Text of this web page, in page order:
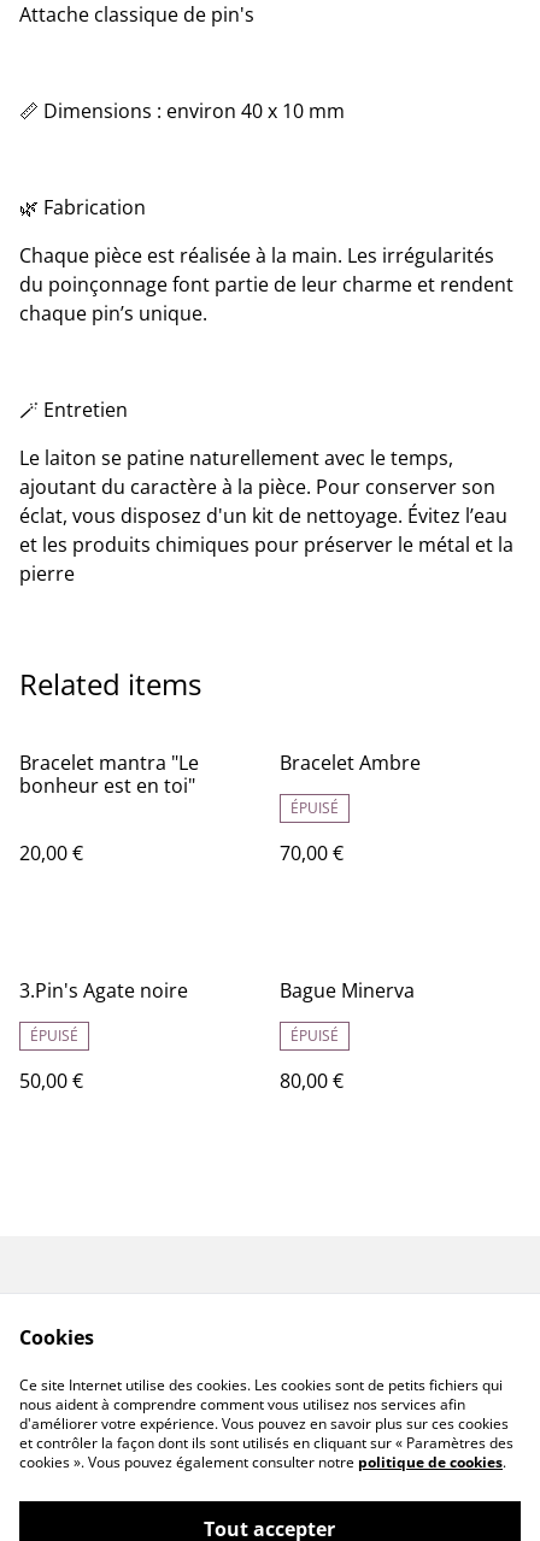
Attache classique de pin's
📏 Dimensions : environ 40 x 10 mm
🌿 Fabrication
Chaque pièce est réalisée à la main. Les irrégularités
du poinçonnage font partie de leur charme et rendent
chaque pin’s unique.
🪄 Entretien
Le laiton se patine naturellement avec le temps,
ajoutant du caractère à la pièce. Pour conserver son
éclat, vous disposez d'un kit de nettoyage. Évitez l’eau
et les produits chimiques pour préserver le métal et la
pierre
Related items
Bracelet mantra "Le
bonheur est en toi"
20,00 €
Bracelet Ambre
ÉPUISÉ
70,00 €
3.Pin's Agate noire
ÉPUISÉ
50,00 €
Bague Minerva
ÉPUISÉ
80,00 €
confidentialité
Politique de cookies
Cookies
Ce site Internet utilise des cookies. Les cookies sont de petits fichiers qui
nous aident à comprendre comment vous utilisez nos services afin
d'améliorer votre expérience. Vous pouvez en savoir plus sur ces cookies
et contrôler la façon dont ils sont utilisés en cliquant sur « Paramètres des
cookies ». Vous pouvez également consulter notre politique de cookies.
Tout accepter